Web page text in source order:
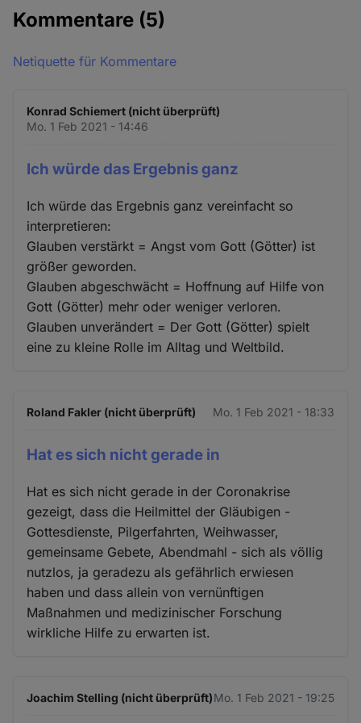
Kommentare (5)
Netiquette für Kommentare
Konrad Schiemert (nicht überprüft)
Mo. 1 Feb 2021 - 14:46
Ich würde das Ergebnis ganz
Ich würde das Ergebnis ganz vereinfacht so
interpretieren:
Glauben verstärkt = Angst vom Gott (Götter) ist
größer geworden.
Glauben abgeschwächt = Hoffnung auf Hilfe von
Gott (Götter) mehr oder weniger verloren.
Glauben unverändert = Der Gott (Götter) spielt
eine zu kleine Rolle im Alltag und Weltbild.
Roland Fakler (nicht überprüft) Mo. 1 Feb 2021 - 18:33
Hat es sich nicht gerade in
Hat es sich nicht gerade in der Coronakrise
gezeigt, dass die Heilmittel der Gläubigen -
Gottesdienste, Pilgerfahrten, Weihwasser,
gemeinsame Gebete, Abendmahl - sich als völlig
nutzlos, ja geradezu als gefährlich erwiesen
haben und dass allein von vernünftigen
Maßnahmen und medizinischer Forschung
wirkliche Hilfe zu erwarten ist.
Joachim Stelling (nicht überprüft)Mo. 1 Feb 2021 - 19:25